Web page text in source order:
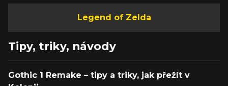
Legend of Zelda
Tipy, triky, návody
Gothic 1 Remake – tipy a triky, jak přežít v